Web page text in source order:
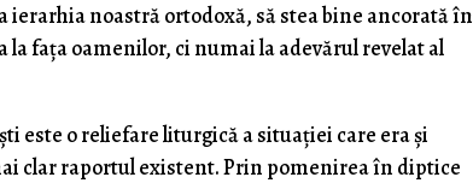
ierarhia noastră ortodoxă, să stea bine ancorată în
la fața oamenilor, ci numai la adevărul revelat al
este o reliefare liturgică a situației care era și
clar raportul existent. Prin pomenirea în diptice